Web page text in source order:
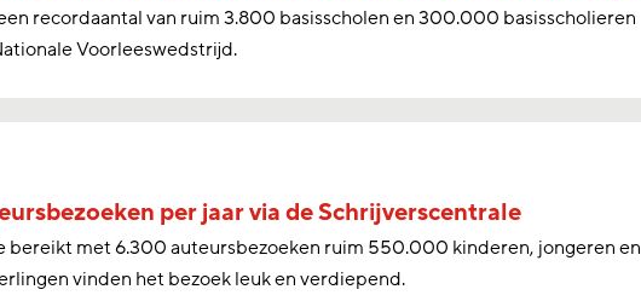
recordaantal van ruim 3.800 basisscholen en 300.000 basisscholieren
Voorleeswedstrijd.
per jaar via de Schrijverscentrale
bereikt met 6.300 auteursbezoeken ruim 550.000 kinderen, jongeren en
vinden het bezoek leuk en verdiepend.